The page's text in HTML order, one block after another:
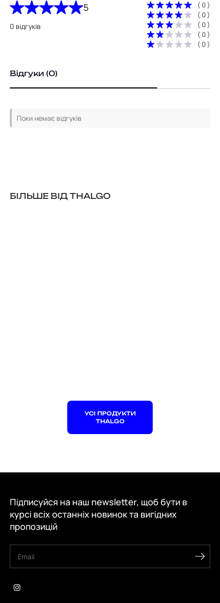
5
0 відгуків
( 0 )
( 0 )
( 0 )
( 0 )
( 0 )
Відгуки (0)
Поки немає відгуків
БІЛЬШЕ ВІД THALGO
УСІ ПРОДУКТИ
THALGO
Підписуйся на наш newsletter, щоб бути в
курсі всіх останніх новинок та вигідних
пропозицій